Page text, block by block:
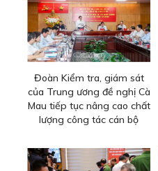
Đoàn Kiểm tra, giám sát
của Trung ương đề nghị Cà
Mau tiếp tục nâng cao chất
lượng công tác cán bộ